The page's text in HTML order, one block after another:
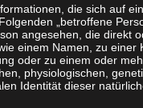
Angehörigen.
Ausnahmen
Taut-Ring 101 für
die sich auf
„betroffene
angesehen, die direkt
einem Namen, zu einer
oder zu einem oder
physiologischen,
Identität dieser